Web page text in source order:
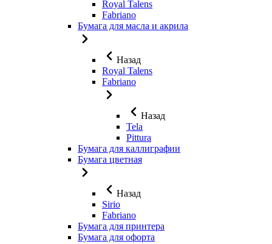
Royal Talens
Fabriano
Бумага для масла и акрила
Назад
Royal Talens
Fabriano
Назад
Tela
Pittura
Бумага для каллиграфии
Бумага цветная
Назад
Sirio
Fabriano
Бумага для принтера
Бумага для офорта